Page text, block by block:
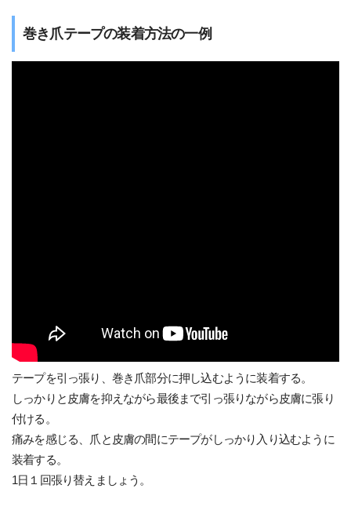
巻き爪テープの装着方法の一例
テープを引っ張り、巻き爪部分に押し込むように装着する。
しっかりと皮膚を抑えながら最後まで引っ張りながら皮膚に張り
付ける。
痛みを感じる、爪と皮膚の間にテープがしっかり入り込むように
装着する。
1日１回張り替えましょう。